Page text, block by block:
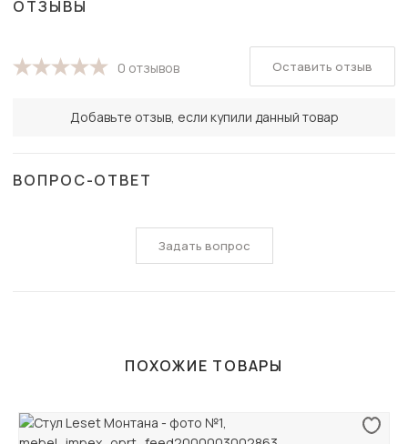
ОТЗЫВЫ
0 отзывов
Добавьте отзыв, если купили данный товар
Оставить отзыв
ВОПРОС-ОТВЕТ
Задать вопрос
ПОХОЖИЕ ТОВАРЫ